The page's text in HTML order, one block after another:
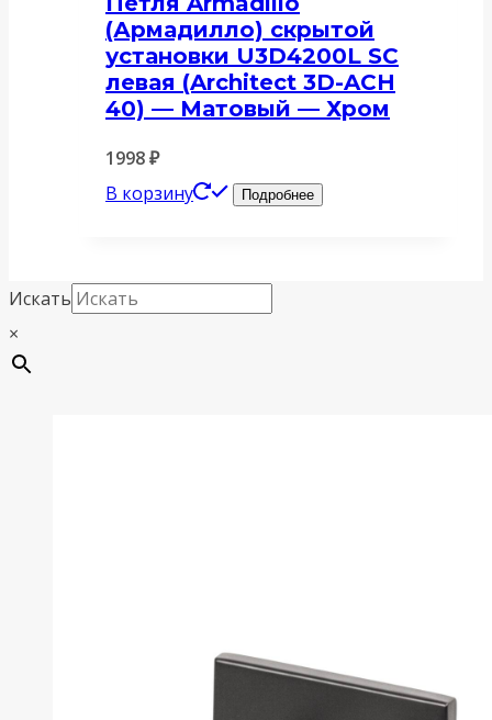
(Армадилло) скрытой
установки U3D4200L SC
левая (Architect 3D-ACH
40) — Матовый — Хром
1998₽
В корзину
Подробнее
Искать
×